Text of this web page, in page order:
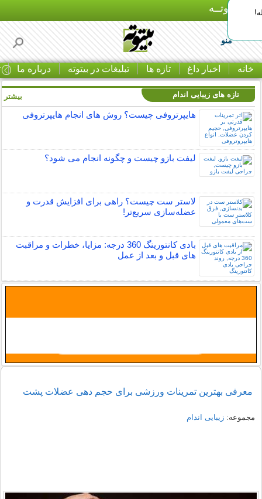
بـیتوتــه
منو
خانه اخبار داغ تازه ها تبلیغات در بیتوته درباره ما
تازه های زیبایی اندام
هایپرتروفی چیست؟ روش های انجام هایپرتروفی
لیفت بازو چیست و چگونه انجام می شود؟
لاستر ست چیست؟ راهی برای افزایش قدرت و
عضله‌سازی سریع‌تر!
بادی کانتورینگ 360 درجه: مزایا، خطرات و مراقبت
های قبل و بعد از عمل
بیشتر
معرفی بهترین تمرینات ورزشی برای حجم دهی عضلات پشت
مجموعه:زیبایی اندام